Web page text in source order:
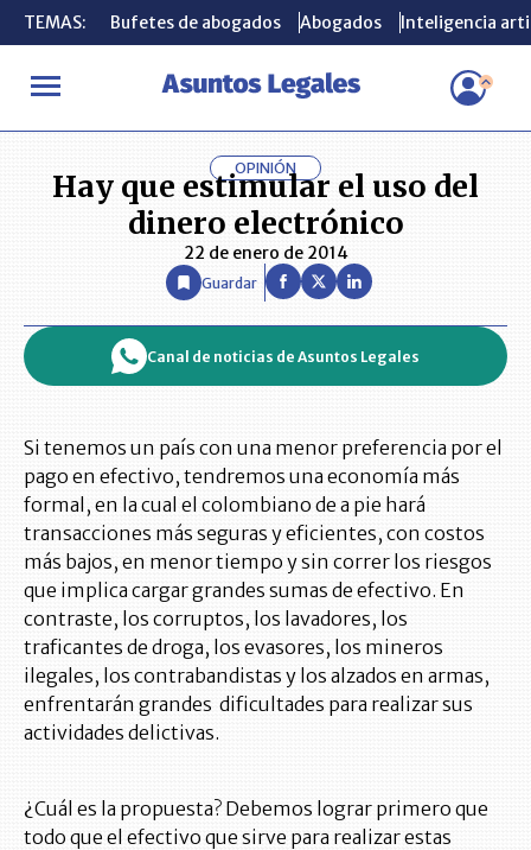
TEMAS: Bufetes de abogados Abogados Inteligencia
INICIO OPINIÓN ASUNTOS LEGALES Hay que estimular el uso
TEMAS: Bufetes de abogados Abogados Inteligencia
OPINIÓN
Hay que estimular el uso del
dinero electrónico
22 de enero de 2014
Guardar
Canal de noticias de Asuntos Legales
Si tenemos un país con una menor preferencia por el
pago en efectivo, tendremos una economía más
formal, en la cual el colombiano de a pie hará
transacciones más seguras y eficientes, con costos
más bajos, en menor tiempo y sin correr los riesgos
que implica cargar grandes sumas de efectivo. En
contraste, los corruptos, los lavadores, los
traficantes de droga, los evasores, los mineros
ilegales, los contrabandistas y los alzados en armas,
enfrentarán grandes dificultades para realizar sus
actividades delictivas.
¿Cuál es la propuesta? Debemos lograr primero que
todo que el efectivo que sirve para realizar estas